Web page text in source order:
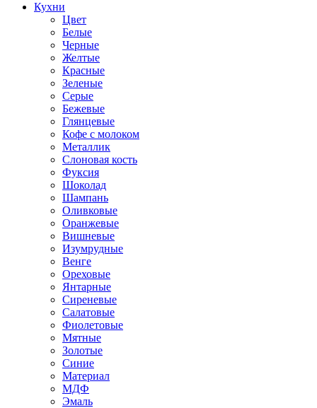
Кухни
Цвет
Белые
Черные
Желтые
Красные
Зеленые
Серые
Бежевые
Глянцевые
Кофе с молоком
Металлик
Слоновая кость
Фуксия
Шоколад
Шампань
Оливковые
Оранжевые
Вишневые
Изумрудные
Венге
Ореховые
Янтарные
Сиреневые
Салатовые
Фиолетовые
Мятные
Золотые
Синие
Материал
МДФ
Эмаль